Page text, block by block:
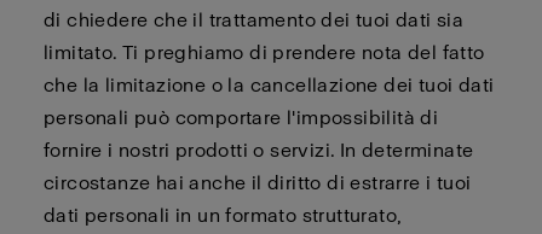
di chiedere che il trattamento dei tuoi dati sia
limitato. Ti preghiamo di prendere nota del fatto
che la limitazione o la cancellazione dei tuoi dati
personali può comportare l'impossibilità di
fornire i nostri prodotti o servizi. In determinate
circostanze hai anche il diritto di estrarre i tuoi
dati personali in un formato strutturato,